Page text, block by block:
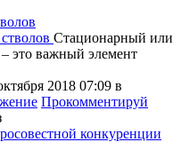
Стационарный или
это важный элемент
2018 07:09 в
Прокомментируй
конкуренции